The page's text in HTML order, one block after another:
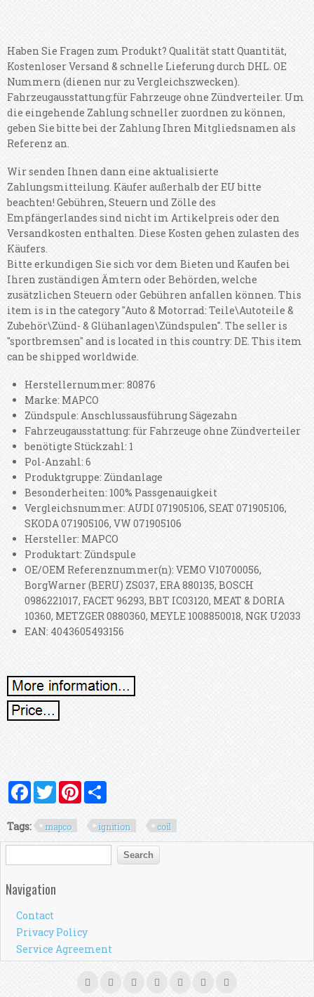
Haben Sie Fragen zum Produkt? Qualität statt Quantität,
Kostenloser Versand & schnelle Lieferung durch DHL. OE
Nummern (dienen nur zu Vergleichszwecken).
Fahrzeugausstattung:für Fahrzeuge ohne Zündverteiler. Um
die eingehende Zahlung schneller zuordnen zu können,
geben Sie bitte bei der Zahlung Ihren Mitgliedsnamen als
Referenz an.
Wir senden Ihnen dann eine aktualisierte
Zahlungsmitteilung. Käufer außerhalb der EU bitte
beachten! Gebühren, Steuern und Zölle des
Empfängerlandes sind nicht im Artikelpreis oder den
Versandkosten enthalten. Diese Kosten gehen zulasten des
Käufers.
Bitte erkundigen Sie sich vor dem Bieten und Kaufen bei
Ihren zuständigen Ämtern oder Behörden, welche
zusätzlichen Steuern oder Gebühren anfallen können. This
item is in the category "Auto & Motorrad: Teile\Autoteile &
Zubehör\Zünd- & Glühanlagen\Zündspulen". The seller is
"sportbremsen" and is located in this country: DE. This item
can be shipped worldwide.
Herstellernummer: 80876
Marke: MAPCO
Zündspule: Anschlussausführung Sägezahn
Fahrzeugausstattung: für Fahrzeuge ohne Zündverteiler
benötigte Stückzahl: 1
Pol-Anzahl: 6
Produktgruppe: Zündanlage
Besonderheiten: 100% Passgenauigkeit
Vergleichsnummer: AUDI 071905106, SEAT 071905106,
SKODA 071905106, VW 071905106
Hersteller: MAPCO
Produktart: Zündspule
OE/OEM Referenznummer(n): VEMO V10700056,
BorgWarner (BERU) ZS037, ERA 880135, BOSCH
0986221017, FACET 96293, BBT IC03120, MEAT & DORIA
10360, METZGER 0880360, MEYLE 1008850018, NGK U2033
EAN: 4043605493156
FacebookTwitterPinterest
Tags: mapco ignition coil
Search form
Search
Navigation
Contact
Privacy Policy
Service Agreement